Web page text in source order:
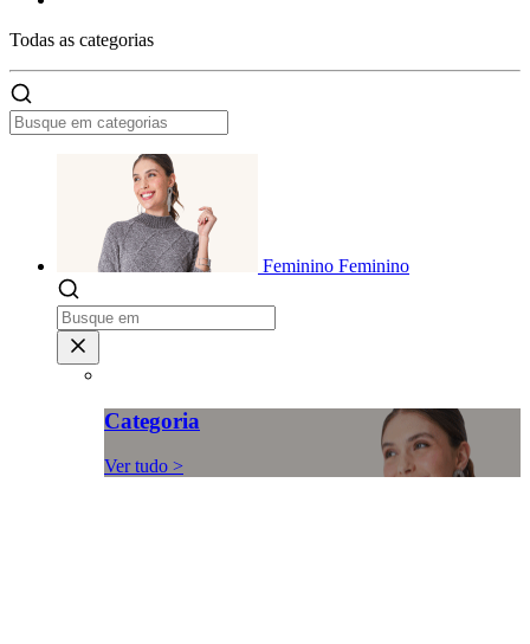
Todas as categorias
Feminino Feminino
Categoria
Ver tudo >